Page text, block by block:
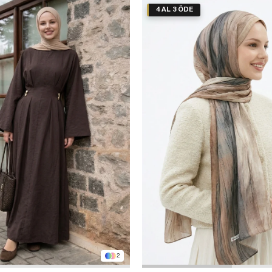
2
4 AL 3 ÖDE